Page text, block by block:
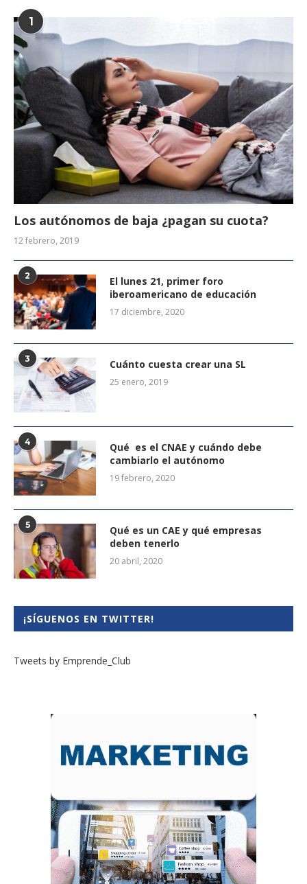
1
Los autónomos de baja ¿pagan su cuota?
12 febrero, 2019
2
El lunes 21, primer foro
iberoamericano de educación
17 diciembre, 2020
3 Cuánto cuesta crear una SL
25 enero, 2019
4
Qué es el CNAE y cuándo debe
cambiarlo el autónomo
19 febrero, 2020
5
Qué es un CAE y qué empresas
deben tenerlo
20 abril, 2020
¡SÍGUENOS EN TWITTER!
Tweets by Emprende_Club